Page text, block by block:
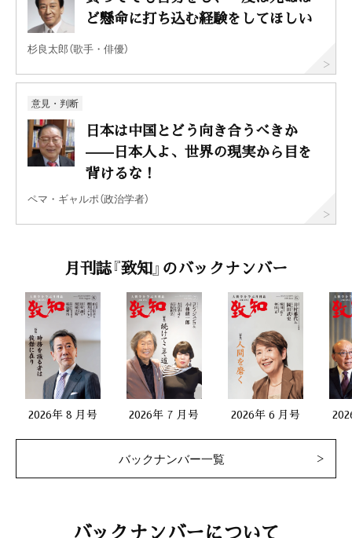
ど懸命に打ち込む経験をしてほしい
杉良太郎（歌手・俳優）
意見・判断
日本は中国とどう向き合うべきか
——日本人よ、世界の現実から目を
背けるな！
ペマ・ギャルポ（政治学者）
月刊誌『致知』のバックナンバー
2026年 8 月号 2026年 7 月号 2026年 6 月号
バックナンバー一覧
バックナンバーについて